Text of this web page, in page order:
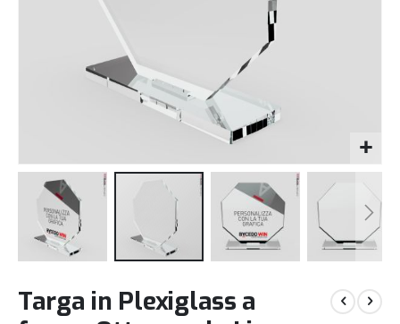
all'inizio
della
Targa in Plexiglass a